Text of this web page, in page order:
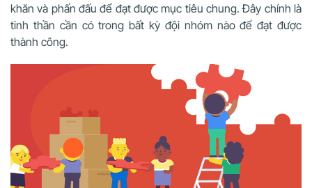
khăn và phấn đấu để đạt được mục tiêu chung. Đây chính là
tinh thần cần có trong bất kỳ đội nhóm nào để đạt được
thành công.